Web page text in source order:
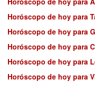
Horóscopo de hoy para
Horóscopo de hoy para
Horóscopo de hoy para
Horóscopo de hoy para
Horóscopo de hoy para